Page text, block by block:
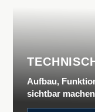
Aufbau,
sichtbar